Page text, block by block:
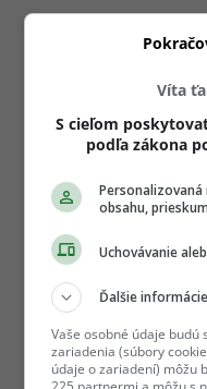
Víta
S cieľom
podľa zákona
obsahu,
Uchovávanie
Ďalšie informácie
Vaše osobné údaje
zariadenia (súbory
údaje o zariadení) môžu